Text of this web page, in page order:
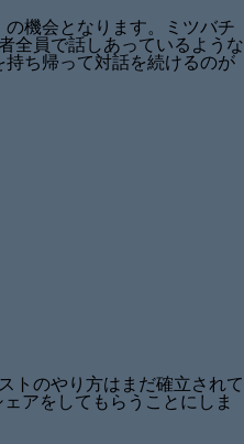
機会となります。ミツバチ
全員で話しあっているような
ち帰って対話を続けるのが
トのやり方はまだ確立されて
アをしてもらうことにしま